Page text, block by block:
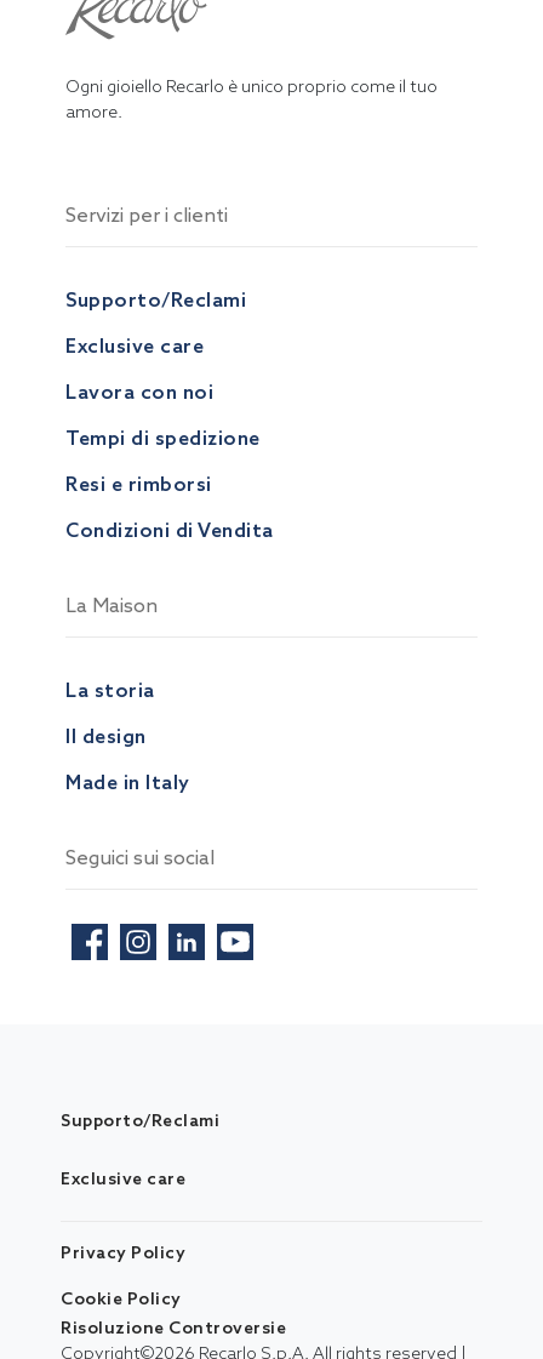
Ogni gioiello Recarlo è unico proprio come il tuo
amore.
Servizi per i clienti
Supporto/Reclami
Exclusive care
Lavora con noi
Tempi di spedizione
Resi e rimborsi
Condizioni di Vendita
La Maison
La storia
Il design
Made in Italy
Seguici sui social
Supporto/Reclami
Exclusive care
Privacy Policy
Cookie Policy
Risoluzione Controversie
Copyright©2026 Recarlo S.p.A. All rights reserved |